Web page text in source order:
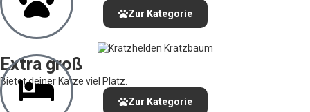
Zur Kategorie
Extra groß
Bietet deiner Katze viel Platz.
Zur Kategorie